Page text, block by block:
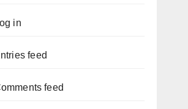
in
feed
feed